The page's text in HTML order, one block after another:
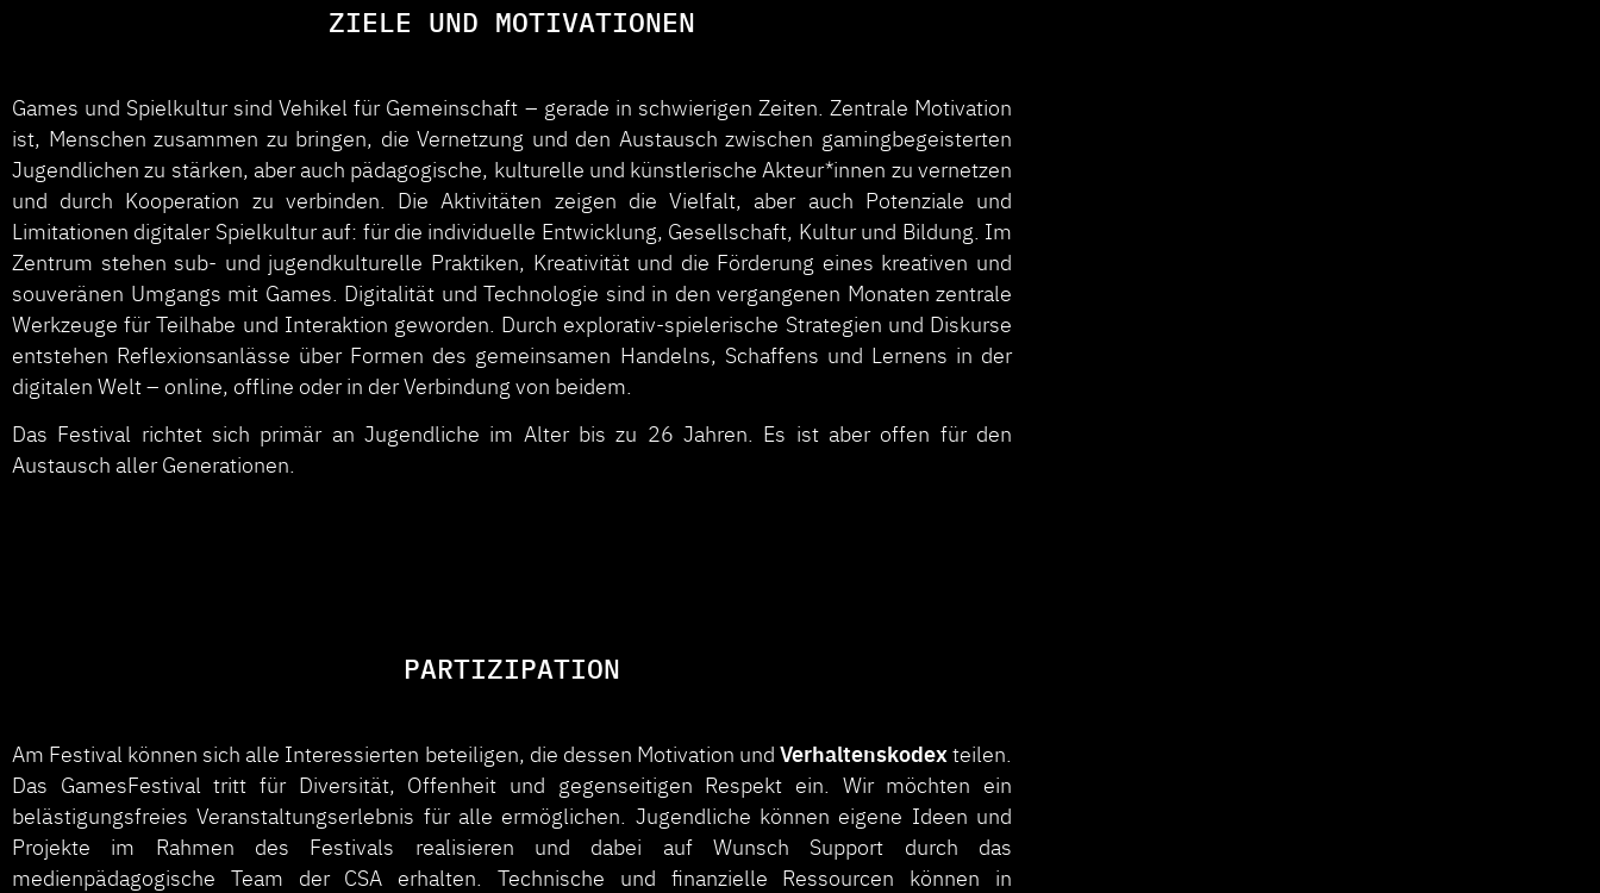
ZIELE UND MOTIVATIONEN
Games und Spielkultur sind Vehikel für Gemeinschaft – gerade in schwierigen Zeiten. Zentrale Motivation
ist, Menschen zusammen zu bringen, die Vernetzung und den Austausch zwischen gamingbegeisterten
Jugendlichen zu stärken, aber auch pädagogische, kulturelle und künstlerische Akteur*innen zu vernetzen
und durch Kooperation zu verbinden. Die Aktivitäten zeigen die Vielfalt, aber auch Potenziale und
Limitationen digitaler Spielkultur auf: für die individuelle Entwicklung, Gesellschaft, Kultur und Bildung. Im
Zentrum stehen sub- und jugendkulturelle Praktiken, Kreativität und die Förderung eines kreativen und
souveränen Umgangs mit Games. Digitalität und Technologie sind in den vergangenen Monaten zentrale
Werkzeuge für Teilhabe und Interaktion geworden. Durch explorativ-spielerische Strategien und Diskurse
entstehen Reflexionsanlässe über Formen des gemeinsamen Handelns, Schaffens und Lernens in der
digitalen Welt – online, offline oder in der Verbindung von beidem.
Das Festival richtet sich primär an Jugendliche im Alter bis zu 26 Jahren. Es ist aber offen für den
Austausch aller Generationen.
PARTIZIPATION
Am Festival können sich alle Interessierten beteiligen, die dessen Motivation und Verhaltenskodexteilen.
Das GamesFestival tritt für Diversität, Offenheit und gegenseitigen Respekt ein. Wir möchten ein
belästigungsfreies Veranstaltungserlebnis für alle ermöglichen. Jugendliche können eigene Ideen und
Projekte im Rahmen des Festivals realisieren und dabei auf Wunsch Support durch das
medienpädagogische Team der CSA erhalten. Technische und finanzielle Ressourcen können in